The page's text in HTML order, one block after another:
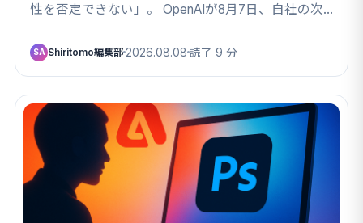
性を否定できない」。 OpenAIが8月7日、自社の次…
SA Shiritomo編集部 2026.08.08 読了 9 分